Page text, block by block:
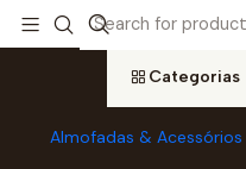
Categorias
Almofadas &
Início Colchões
Colchões
Colchão Molaflex FRESH